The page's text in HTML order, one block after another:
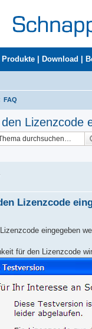
Produkte Download
FAQ
Lizenzcode
Lizenzcode
eingegeben
für den Lizenzcode